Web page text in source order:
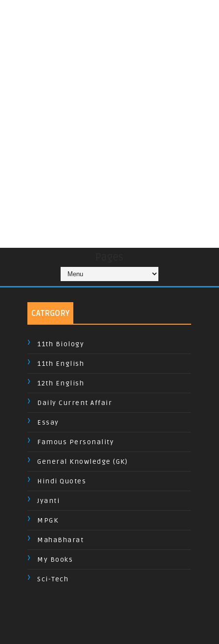
CATRGORY
11th Biology
11th English
12th English
Daily Current Affair
Essay
Famous Personality
General Knowledge (GK)
Hindi Quotes
Jyanti
MPGK
MahaBharat
My Books
Sci-Tech